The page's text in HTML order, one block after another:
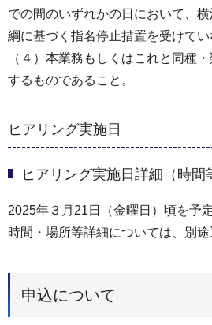
での間のいずれかの日において、
綱に基づく指名停止措置を受けてい
（４）本業務もしくはこれと同種
するものであること。
ヒアリング実施日
ヒアリング実施日詳細（時間
2025年３月21日（金曜日）頃を予
時間・場所等詳細については、別途
申込について